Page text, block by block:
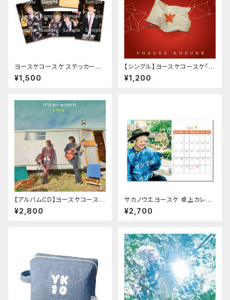
ヨースケコースケ ステッカーセ
ット
¥1,500
【シングル】ヨースケコースケ「B
ECAUSE OF YOU / ROAR」
¥1,200
【アルバムCD】ヨースケコースケ
「IT'S MY WORLD」
¥2,800
サカノウエヨースケ 卓上カレン
ダー
¥2,700